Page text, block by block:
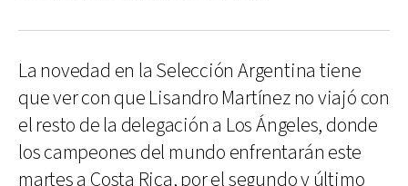
La novedad en la Selección Argentina tiene
que ver con que Lisandro Martínez no viajó con
el resto de la delegación a Los Ángeles, donde
los campeones del mundo enfrentarán este
martes a Costa Rica, por el segundo y último